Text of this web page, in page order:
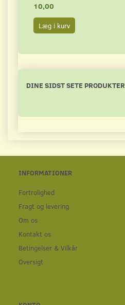
10,00
Læg i kurv
DINE SIDST SETE PRODUKTER
INFORMATIONER
Fortrolighed
Fragt og levering
Om os
Kontakt os
Betingelser & Vilkår
Oversigt